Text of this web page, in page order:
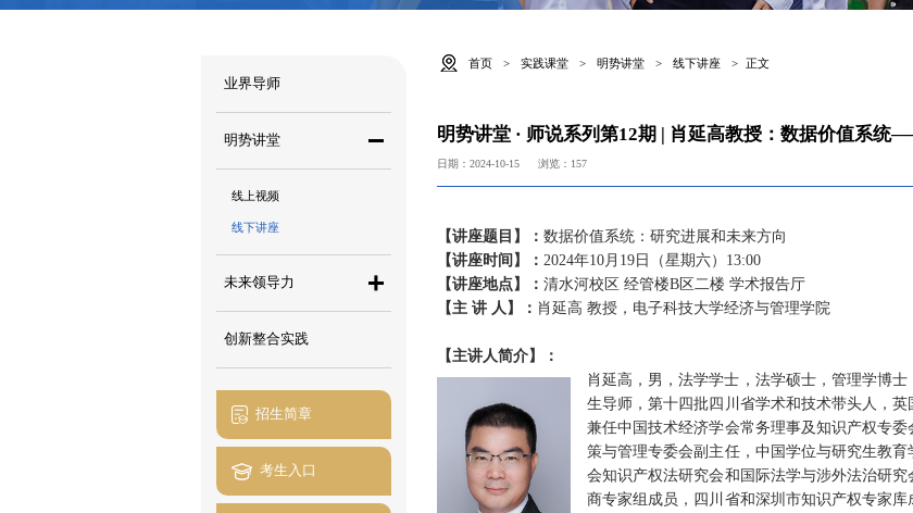
业界导师
明势讲堂
线上视频
线下讲座
未来领导力
创新整合实践
招生简章
考生入口
首页 > 实践课堂 > 明势讲堂 > 线下讲座 > 正文
明势讲堂 · 师说系列第12期 | 肖延高教授：数据价值系统
日期：2024-10-15 浏览： 157
【讲座题目】： 数据价值系统：研究进展和未来方向
【讲座时间】： 2024年10月19日（星期六）13:00
【讲座地点】： 清水河校区 经管楼B区二楼 学术报告厅
【主 讲 人】： 肖延高 教授，电子科技大学经济与管理学院
【主讲人简介】：
肖延高，男，法学学士，法学硕士，管理学博
生导师，第十四批四川省学术和技术带头人，
兼任中国技术经济学会常务理事及知识产权专
策与管理专委会副主任，中国学位与研究生教
会知识产权法研究会和国际法学与涉外法治研
商专家组成员，四川省和深圳市知识产权专家库